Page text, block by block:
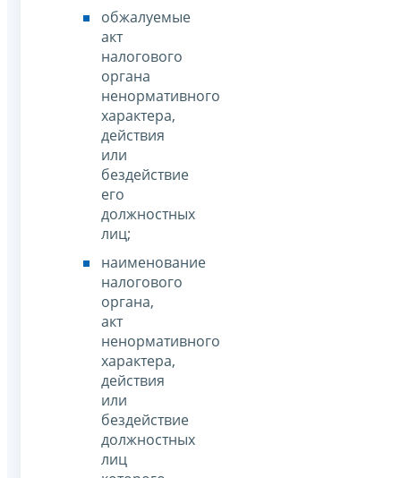
обжалуемые
акт
налогового
органа
ненормативного
характера,
действия
или
бездействие
его
должностных
лиц;
наименование
налогового
органа,
акт
ненормативного
характера,
действия
или
бездействие
должностных
лиц